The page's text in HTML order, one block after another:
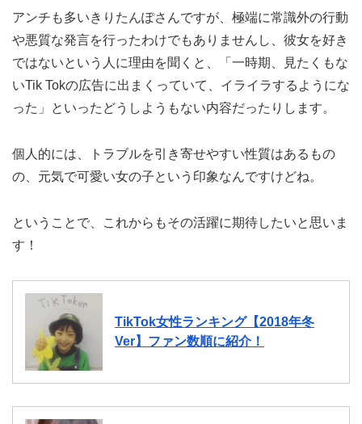
アンチも多いきりたんぽさんですが、極端に常識外の行動
や悪質な発言を行ったわけでもありませんし、彼女を好き
ではないという人に理由を聞くと、「一時期、見たくもな
いTik Tokの広告に出まくっていて、イライラするようにな
った」といったどうしようもない内容だったりします。
個人的には、トラブルを引き寄せやすい性質はあるもの
の、元気で可愛い女の子という印象なんですけどね。
ということで、これからもその活躍に期待したいと思いま
す！
TikTok女性ランキング【2018年冬
Ver】ファン数順に紹介！